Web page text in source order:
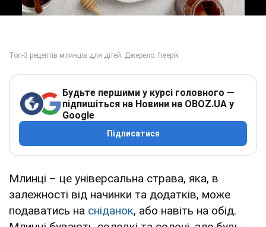
Будьте першими у курсі головного —
підпишіться на Новини на OBOZ.UA у
Google
Підписатися
Млинці – це універсальна страва, яка, в
залежності від начинки та додатків, може
подаватись на сніданок, або навіть на обід.